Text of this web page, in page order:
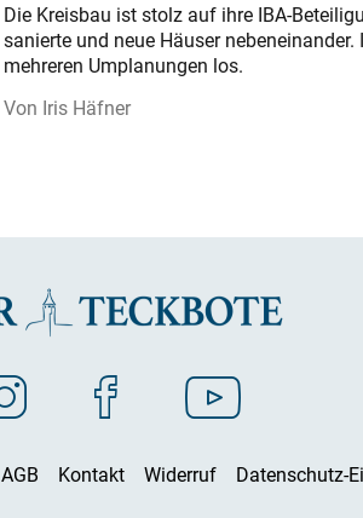
Die Kreisbau ist stolz auf ihre IBA-
sanierte und neue Häuser
mehreren Umplanungen los.
Iris Häfner
AGB Kontakt Widerruf Datenschutz-